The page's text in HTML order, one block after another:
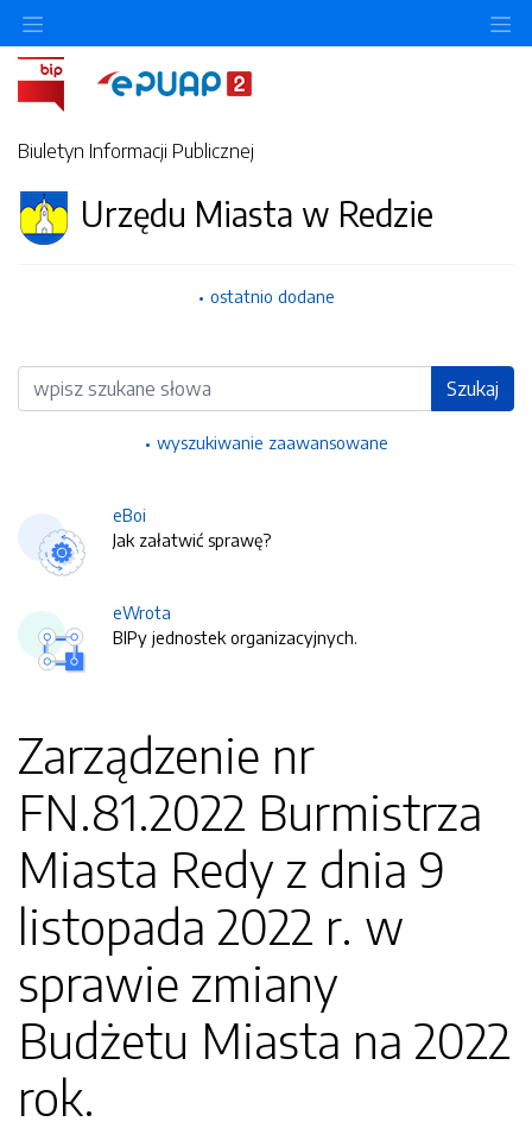
Biuletyn Informacji Publicznej
Urzędu Miasta w Redzie
ostatnio dodane
Wyszukiwarka Szukaj
wyszukiwanie zaawansowane
eBoi
Jak załatwić sprawę?
eWrota
BIPy jednostek organizacyjnych.
Zarządzenie nr
FN.81.2022 Burmistrza
Miasta Redy z dnia 9
listopada 2022 r. w
sprawie zmiany
Budżetu Miasta na 2022
rok.